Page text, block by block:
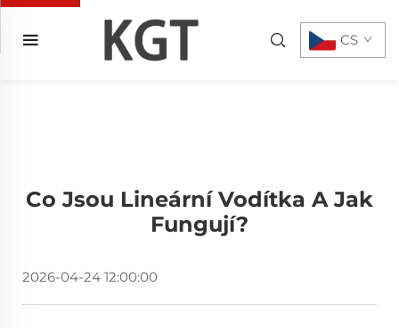
CS
Co Jsou Lineární Vodítka A Jak
Fungují?
2026-04-24 12:00:00